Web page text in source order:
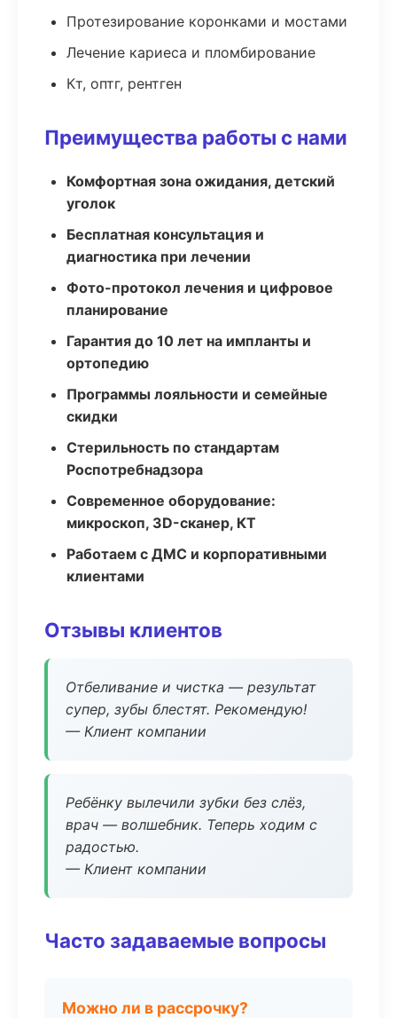
Протезирование коронками и мостами
Лечение кариеса и пломбирование
Кт, оптг, рентген
Преимущества работы с нами
Комфортная зона ожидания, детский
уголок
Бесплатная консультация и
диагностика при лечении
Фото-протокол лечения и цифровое
планирование
Гарантия до 10 лет на импланты и
ортопедию
Программы лояльности и семейные
скидки
Стерильность по стандартам
Роспотребнадзора
Современное оборудование:
микроскоп, 3D-сканер, КТ
Работаем с ДМС и корпоративными
клиентами
Отзывы клиентов
Отбеливание и чистка — результат
супер, зубы блестят. Рекомендую!
— Клиент компании
Ребёнку вылечили зубки без слёз,
врач — волшебник. Теперь ходим с
радостью.
— Клиент компании
Часто задаваемые вопросы
Можно ли в рассрочку?